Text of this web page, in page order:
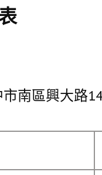
南區興大路